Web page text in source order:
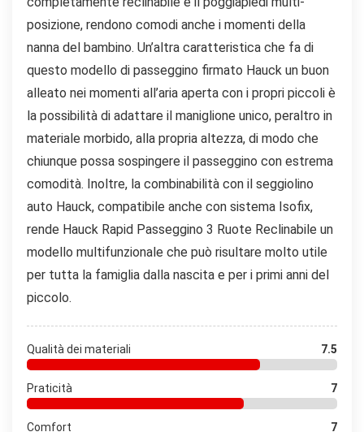
posizione, rendono comodi anche i momenti della
nanna del bambino. Un’altra caratteristica che fa di
questo modello di passeggino firmato Hauck un buon
alleato nei momenti all’aria aperta con i propri piccoli è
la possibilità di adattare il maniglione unico, peraltro in
materiale morbido, alla propria altezza, di modo che
chiunque possa sospingere il passeggino con estrema
comodità. Inoltre, la combinabilità con il seggiolino
auto Hauck, compatibile anche con sistema Isofix,
rende Hauck Rapid Passeggino 3 Ruote Reclinabile un
modello multifunzionale che può risultare molto utile
per tutta la famiglia dalla nascita e per i primi anni del
piccolo.
Qualità dei materiali 7.5
Praticità 7
Comfort 7